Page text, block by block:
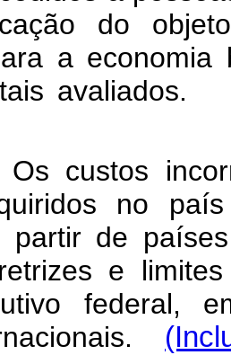
do
a economia
Os custos
no
partir de
e
federal,